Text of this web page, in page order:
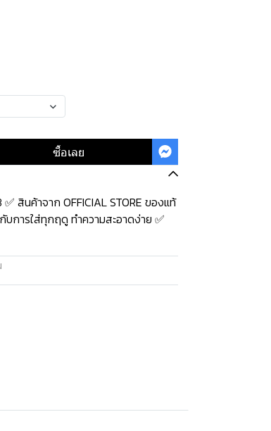
ซื้อเลย
สินค้าจาก OFFICIAL STORE ของแท้
บการใส่ทุกฤดู ทำความสะอาดง่าย ✅